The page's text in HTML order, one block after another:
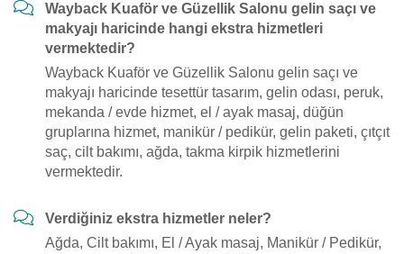
Wayback Kuaför ve Güzellik Salonu gelin saçı ve
makyajı haricinde hangi ekstra hizmetleri
vermektedir?
Wayback Kuaför ve Güzellik Salonu gelin saçı ve
makyajı haricinde tesettür tasarım, gelin odası, peruk,
mekanda / evde hizmet, el / ayak masaj, düğün
gruplarına hizmet, manikür / pedikür, gelin paketi, çıtçıt
saç, cilt bakımı, ağda, takma kirpik hizmetlerini
vermektedir.
Verdiğiniz ekstra hizmetler neler?
Ağda, Cilt bakımı, El / Ayak masaj, Manikür / Pedikür,